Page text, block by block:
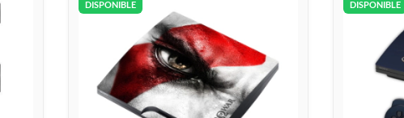
DISPONIBLE DISPONIBLE